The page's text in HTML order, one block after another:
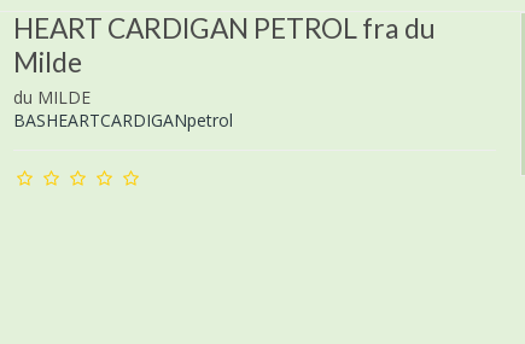
HEART CARDIGAN PETROL fra du
Milde
du MILDE
BASHEARTCARDIGANpetrol